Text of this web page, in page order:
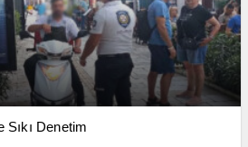
Sıkı Denetim